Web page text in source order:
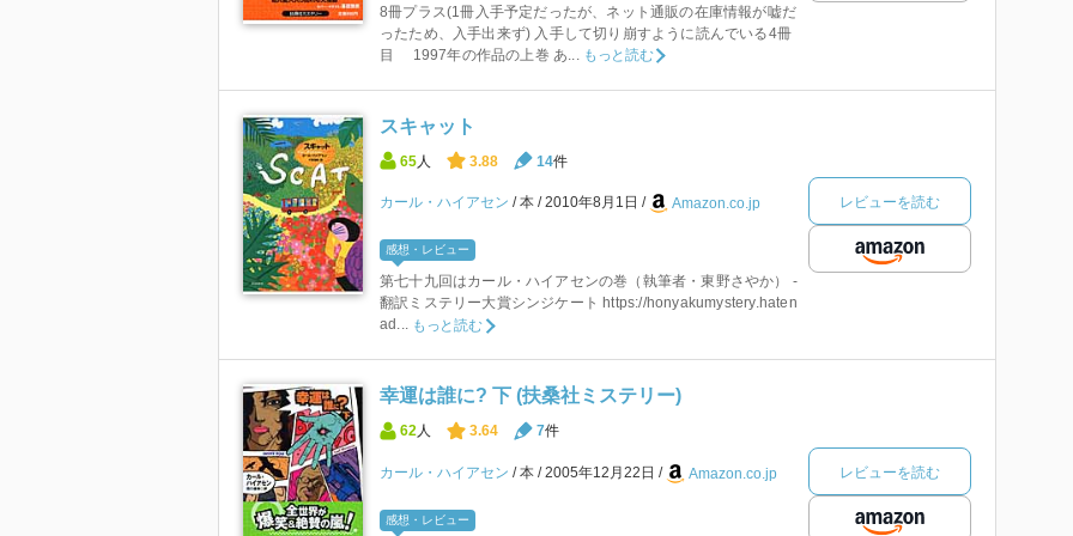
8冊プラス(1冊入手予定だったが、ネット通販の在庫情報が嘘だ
ったため、入手出来ず) 入手して切り崩すように読んでいる4冊
目 1997年の作品の上巻 あ...
もっと読む
スキャット
65 人 3.88 14件
カール・ハイアセン 本 2010年8月1日 Amazon.co.jp
感想・レビュー
第七十九回はカール・ハイアセンの巻（執筆者・東野さやか） -
翻訳ミステリー大賞シンジケート https://honyakumystery.haten
ad... もっと読む
レビューを読む
幸運は誰に? 下 (扶桑社ミステリー)
62人 3.64 7件
カール・ハイアセン 本 2005年12月22日 Amazon.co.jp
感想・レビュー
レビューを読む